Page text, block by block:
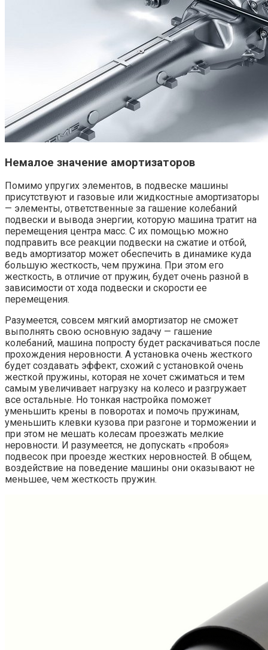
Немалое значение амортизаторов
Помимо упругих элементов, в подвеске машины
присутствуют и газовые или жидкостные амортизаторы
— элементы, ответственные за гашение колебаний
подвески и вывода энергии, которую машина тратит на
перемещения центра масс. С их помощью можно
подправить все реакции подвески на сжатие и отбой,
ведь амортизатор может обеспечить в динамике куда
большую жесткость, чем пружина. При этом его
жесткость, в отличие от пружин, будет очень разной в
зависимости от хода подвески и скорости ее
перемещения.
Разумеется, совсем мягкий амортизатор не сможет
выполнять свою основную задачу — гашение
колебаний, машина попросту будет раскачиваться после
прохождения неровности. А установка очень жесткого
будет создавать эффект, схожий с установкой очень
жесткой пружины, которая не хочет сжиматься и тем
самым увеличивает нагрузку на колесо и разгружает
все остальные. Но тонкая настройка поможет
уменьшить крены в поворотах и помочь пружинам,
уменьшить клевки кузова при разгоне и торможении и
при этом не мешать колесам проезжать мелкие
неровности. И разумеется, не допускать «пробоя»
подвесок при проезде жестких неровностей. В общем,
воздействие на поведение машины они оказывают не
меньшее, чем жесткость пружин.